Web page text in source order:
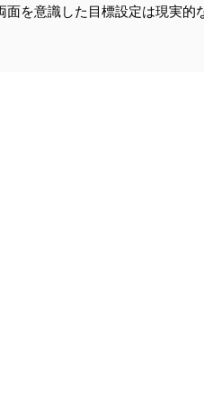
面を意識した目標設定は現実